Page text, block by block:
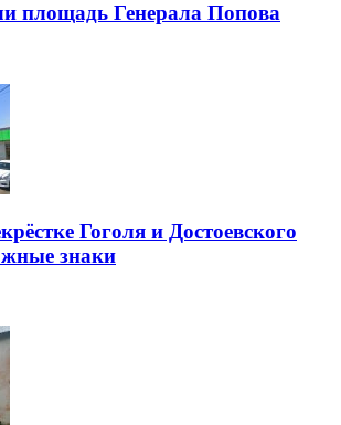
площадь Генерала Попова
Гоголя и Достоевского
знаки